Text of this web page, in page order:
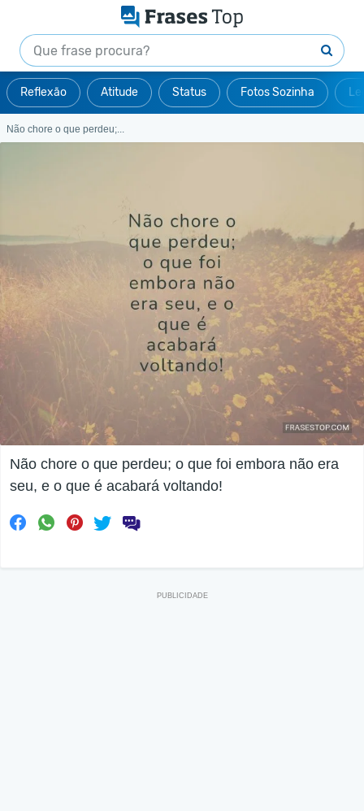
Reflexão Atitude Status Fotos Sozinha
Não chore o que perdeu;...
Não chore o que perdeu; o que foi embora não era
seu, e o que é acabará voltando!